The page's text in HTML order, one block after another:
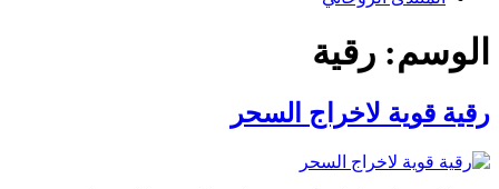
الوسم: رقية
رقية قوية لاخراج السحر